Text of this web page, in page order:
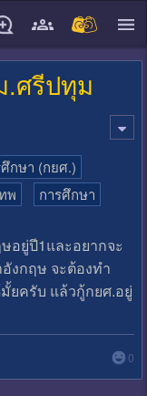
.ศรีปทุม
กษา (กยศ.)
พ การศึกษา
อยู่ปี1และอยากจะ
งกฤษ​ จะต้องทำ
ยครับ แล้วกู้กยศ.อยู่
0
close